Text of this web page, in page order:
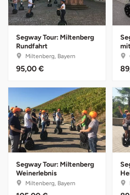
Segway Tour: Miltenberg
Rundfahrt
Miltenberg, Bayern
95,00 €
Segway Tour: Miltenberg
Weinerlebnis
Miltenberg, Bayern
Darmstadt
Dessau
Dingolfing
Dorsten
Dortmund
Dresden
Weimar